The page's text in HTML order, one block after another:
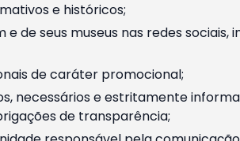
e históricos;
de seus museus nas redes sociais,
de caráter promocional;
necessários e estritamente
de transparência;